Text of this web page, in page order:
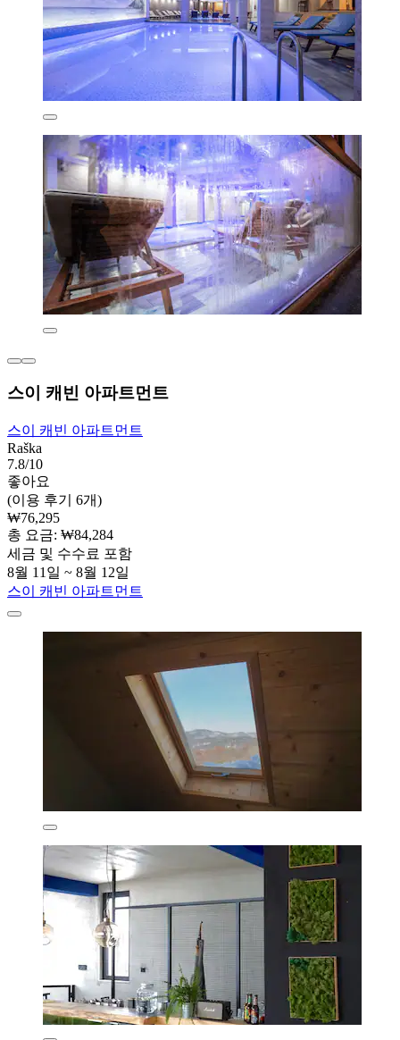
스이 캐빈 아파트먼트
스이 캐빈 아파트먼트
Raška
7.8/10
좋아요
(이용 후기 6개)
₩76,295
총 요금: ₩84,284
세금 및 수수료 포함
8월 11일 ~ 8월 12일
스이 캐빈 아파트먼트